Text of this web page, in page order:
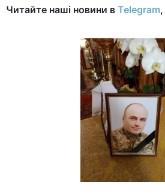
Читайте наші новини в Telegram,